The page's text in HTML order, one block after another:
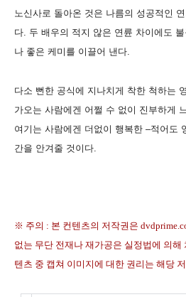
노신사로 돌아온 것은 나름의 성공적인
다. 두 배우의 적지 않은 연륜 차이에도
나 좋은 케미를 이끌어 낸다
다소 뻔한 공식에 지나치게 착한 척하는
가오는 사람에겐 어쩔 수 없이 진부하게
여기는 사람에겐 더없이 행복한 –적어도
간을 안겨줄 것이다.
※ 주의 : 본 컨텐츠의 저작권은
없는 무단 전재나 재가공은 실정법에 의해
텐츠 중 캡쳐 이미지에 대한 권리는 해당